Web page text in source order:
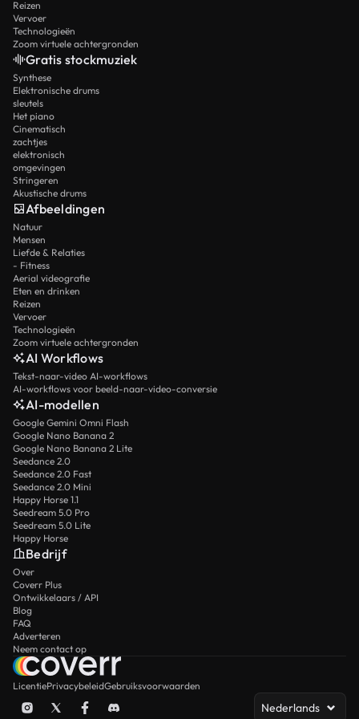
Reizen
Vervoer
Technologieën
Zoom virtuele achtergronden
Gratis stockmuziek
Synthese
Elektronische drums
sleutels
Het piano
Cinematisch
zachtjes
elektronisch
omgevingen
Stringeren
Akustische drums
Afbeeldingen
Natuur
Mensen
Liefde & Relaties
- Fitness
Aerial videografie
Eten en drinken
Reizen
Vervoer
Technologieën
Zoom virtuele achtergronden
AI Workflows
Tekst-naar-video AI-workflows
AI-workflows voor beeld-naar-video-conversie
AI-modellen
Google Gemini Omni Flash
Google Nano Banana 2
Google Nano Banana 2 Lite
Seedance 2.0
Seedance 2.0 Fast
Seedance 2.0 Mini
Happy Horse 1.1
Seedream 5.0 Pro
Seedream 5.0 Lite
Happy Horse
Bedrijf
Over
Coverr Plus
Ontwikkelaars / API
Blog
FAQ
Adverteren
Neem contact op
LicentiePrivacybeleidGebruiksvoorwaarden
Nederlands